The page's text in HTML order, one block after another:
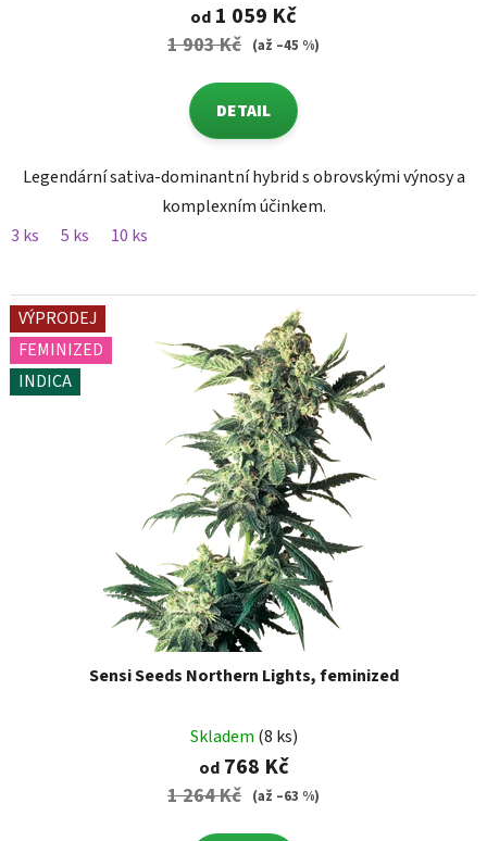
od 1 059 Kč
1 903 Kč (až –45 %)
DETAIL
Legendární sativa-dominantní hybrid s obrovskými výnosy a
komplexním účinkem.
3 ks
5 ks 10 ks
VÝPRODEJ
FEMINIZED
INDICA
Sensi Seeds Northern Lights, feminized
Skladem (8 ks)
od768 Kč
1 264 Kč (až –63 %)